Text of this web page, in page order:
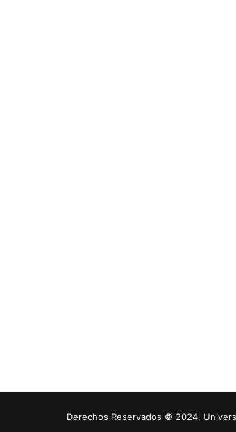
Derechos Reservados © 2024.